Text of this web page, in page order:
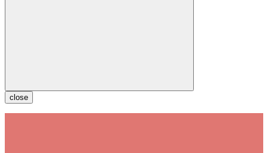
close